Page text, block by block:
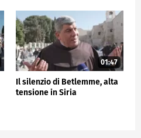
01:47
Il silenzio di Betlemme, alta
tensione in Siria